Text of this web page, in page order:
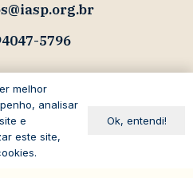
5796
1294
– Bela Vista
melhor
analisar
e
este site,
Ok, entendi!